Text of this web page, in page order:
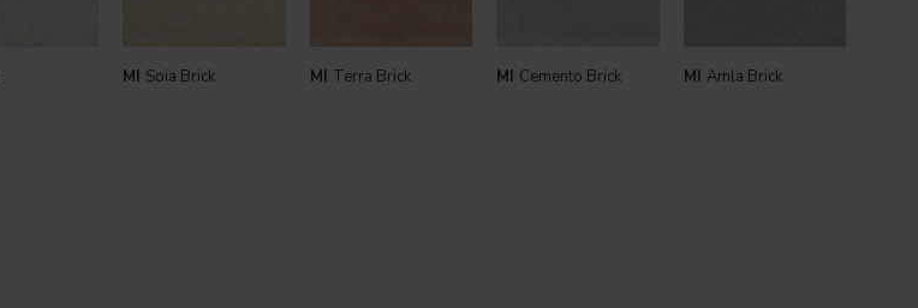
MI Soia Brick MI Terra Brick MI Cemento Brick MI Amla Brick